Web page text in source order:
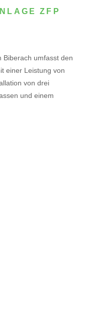
ZFP
Biberach umfasst den
einer Leistung von
von drei
und einem